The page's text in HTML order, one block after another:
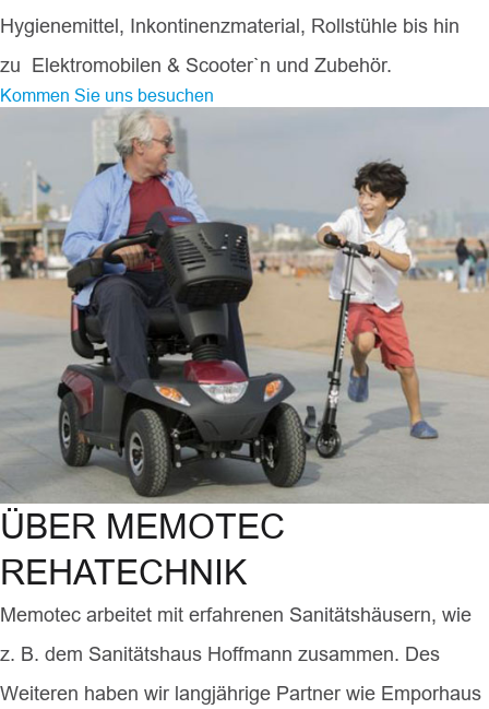
Hygienemittel, Inkontinenzmaterial, Rollstühle bis hin
zu Elektromobilen & Scooter`n und Zubehör.
Kommen Sie uns besuchen
ÜBER MEMOTEC
REHATECHNIK
Memotec arbeitet mit erfahrenen Sanitätshäusern, wie
z. B. dem Sanitätshaus Hoffmann zusammen. Des
Weiteren haben wir langjährige Partner wie Emporhaus